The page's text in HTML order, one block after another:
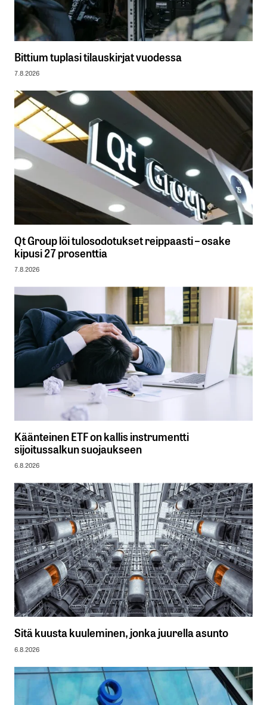
Bittium tuplasi tilauskirjat vuodessa
7.8.2026
Qt Group löi tulosodotukset reippaasti – osake
kipusi 27 prosenttia
7.8.2026
Käänteinen ETF on kallis instrumentti
sijoitussalkun suojaukseen
6.8.2026
Sitä kuusta kuuleminen, jonka juurella asunto
6.8.2026